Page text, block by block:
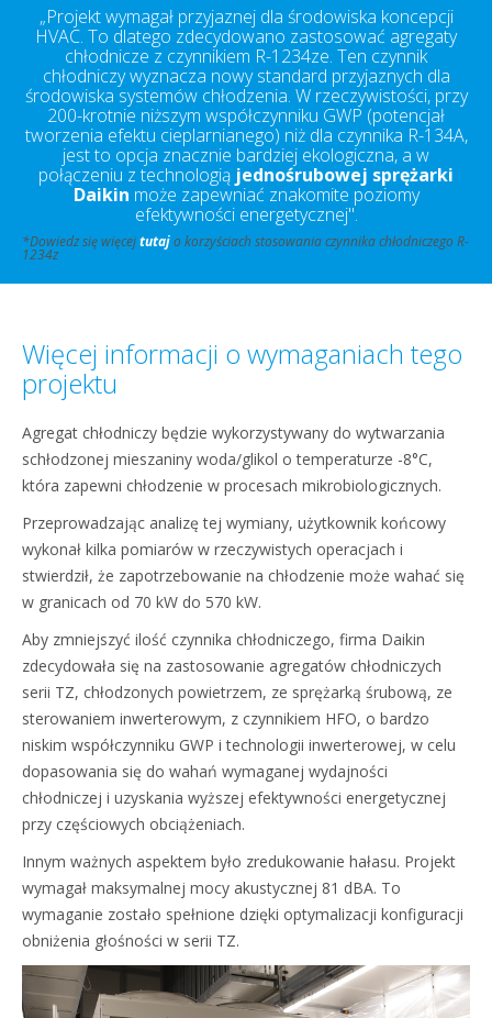
„Projekt wymagał przyjaznej dla środowiska koncepcji
HVAC. To dlatego zdecydowano zastosować agregaty
chłodnicze z czynnikiem R-1234ze. Ten czynnik
chłodniczy wyznacza nowy standard przyjaznych dla
środowiska systemów chłodzenia. W rzeczywistości, przy
200-krotnie niższym współczynniku GWP (potencjał
tworzenia efektu cieplarnianego) niż dla czynnika R-134A,
jest to opcja znacznie bardziej ekologiczna, a w
połączeniu z technologią jednośrubowej sprężarki
Daikin może zapewniać znakomite poziomy
efektywności energetycznej".
*Dowiedz się więcejtutajo korzyściach stosowania czynnika chłodniczego R-
1234z
Więcej informacji o wymaganiach tego
projektu
Agregat chłodniczy będzie wykorzystywany do wytwarzania
schłodzonej mieszaniny woda/glikol o temperaturze -8°C,
która zapewni chłodzenie w procesach mikrobiologicznych.
Przeprowadzając analizę tej wymiany, użytkownik końcowy
wykonał kilka pomiarów w rzeczywistych operacjach i
stwierdził, że zapotrzebowanie na chłodzenie może wahać się
w granicach od 70 kW do 570 kW.
Aby zmniejszyć ilość czynnika chłodniczego, firma Daikin
zdecydowała się na zastosowanie agregatów chłodniczych
serii TZ, chłodzonych powietrzem, ze sprężarką śrubową, ze
sterowaniem inwerterowym, z czynnikiem HFO, o bardzo
niskim współczynniku GWP i technologii inwerterowej, w celu
dopasowania się do wahań wymaganej wydajności
chłodniczej i uzyskania wyższej efektywności energetycznej
przy częściowych obciążeniach.
Innym ważnych aspektem było zredukowanie hałasu. Projekt
wymagał maksymalnej mocy akustycznej 81 dBA. To
wymaganie zostało spełnione dzięki optymalizacji konfiguracji
obniżenia głośności w serii TZ.